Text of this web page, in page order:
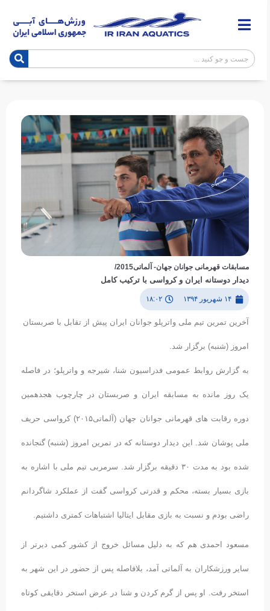
مسابقات قهرمانی جوانان جهان- آلماتی2015/
دیدار دوستانه ایران و کرواسی با ترکیب کامل
۱۴ شهریور ۱۳۹۴ ۱۸:۰۲
آخرین تمرین تیم ملی واترپلو جوانان ایران پیش از تقابل با صربستان
امروز (شنبه) برگزار شد.
به گزارش روابط عمومی فدراسیون شنا، شیرجه و واترپلو؛ در فاصله
یک روز مانده به مسابقه ایران و صربستان در چارچوب هجدهمین
دوره رقابت های قهرمانی جوانان جهان (آلماتی۲۰۱۵) کرواسی حریف
ملی پوشان شد. این دیدار دوستانه که در تمرین امروز (شنبه) گنجانده
شده بود به مدت ۳۰ دقیقه برگزار شد. سرمربی تیم ملی با اشاره به
بازی بسیار بسته، محکم و قدرتی کرواسی گفت از عملکرد شاگردانم
راضی بودم و نسبت به بازی مقابل ایتالیا اشتباهات کمتری داشتیم.
مسعود احمدی هم که به دلیل مسائل خروج از کشور کمی دیرتر از
سایر ورزشکاران به آلماتی آمد، بلافاصله پس از حضور در این شهر به
استخر رفت. او پس از گرم کردن و شنا در عرض استخر دقایقی کوتاه